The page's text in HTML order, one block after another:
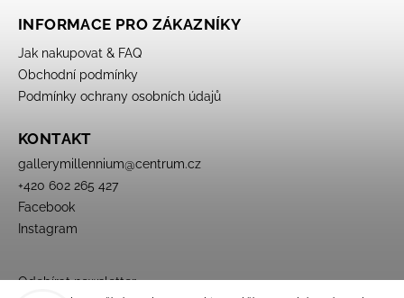
INFORMACE PRO ZÁKAZNÍKY
Jak nakupovat & FAQ
Obchodní podmínky
Podmínky ochrany osobních údajů
KONTAKT
gallerymillennium@centrum.cz
+420 602 265 427
Facebook
Instagram
Odebírat newsletter